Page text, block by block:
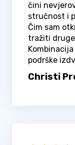
čini
stručnost i
Čim sam
tražiti
podrške
Christi